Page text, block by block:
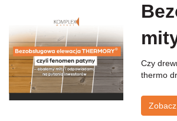
Czy
thermo
Zobacz